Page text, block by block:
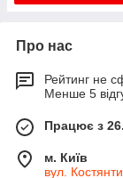
Про нас
Рейтинг не
Менше 5
Працює з
м. Київ
вул.